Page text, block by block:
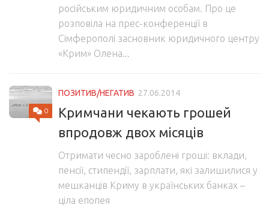
російським юридичним особам. Про це
розповіла на прес-конференції в
Сімферополі засновник юридичного центру
«Крим» Олена...
0
ПОЗИТИВ/НЕГАТИВ 27.06.2014
Кримчани чекають грошей
впродовж двох місяців
Отримати чесно зароблені гроші: вклади,
пенсії, стипендії, зарплати, які залишилися у
мешканців Криму в українських банках –
ціла епопея